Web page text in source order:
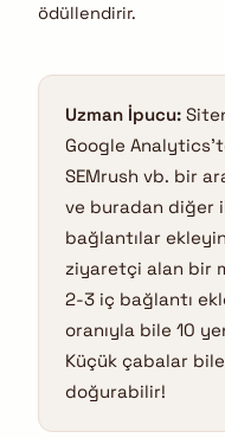
ödüllendirir.
Uzman İpucu:
Google
SEMrush vb. bir
ve buradan diğer
bağlantılar
ziyaretçi alan bir
2-3 iç bağlantı
oranıyla bile 10
Küçük çabalar
doğurabilir!